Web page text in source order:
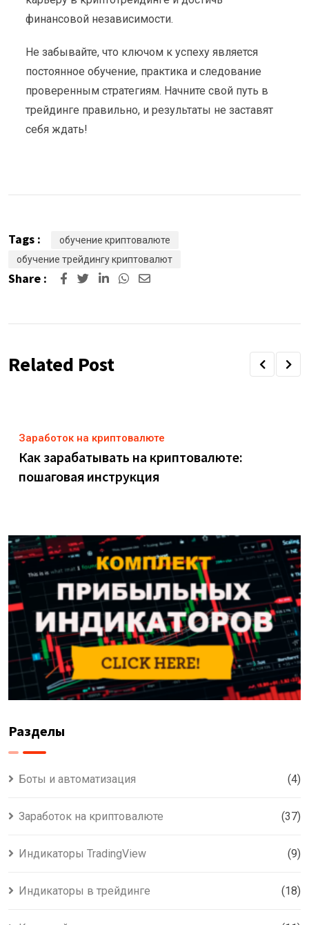
финансовой независимости.
Не забывайте, что ключом к успеху является
постоянное обучение, практика и следование
проверенным стратегиям. Начните свой путь в
трейдинге правильно, и результаты не заставят
себя ждать!
Tags :
обучение криптовалюте
обучение трейдингу криптовалют
Share :
Related Post
Заработок на криптовалюте
Как зарабатывать на криптовалюте:
пошаговая инструкция
Разделы
Боты и автоматизация (4)
Заработок на криптовалюте (37)
Индикаторы TradingView (9)
Индикаторы в трейдинге (18)